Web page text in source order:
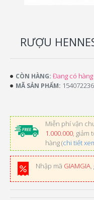
RƯỢU
Miễn phí vận
1.000.000, giảm
hàng (chi tiết
Nhập mã GIAMGIA,
CÒN HÀNG: Đang có hàng
MÃ SẢN PHẨM: